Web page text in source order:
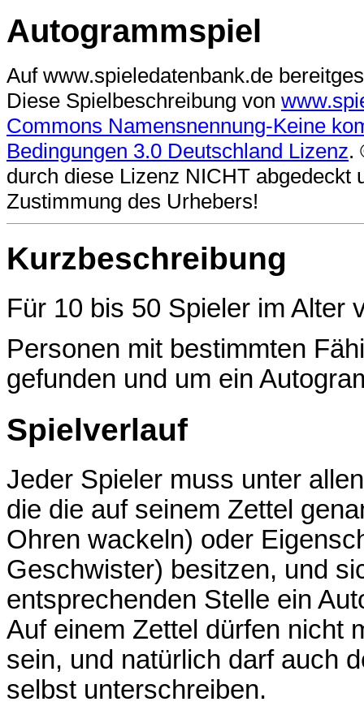
Autogrammspiel
Auf www.spieledatenbank.de
Diese Spielbeschreibung von
Commons Namensnennung-Keine
Bedingungen 3.0 Deutschland Lizenz.
durch diese Lizenz NICHT abgedeckt
Zustimmung des Urhebers!
Kurzbeschreibung
Für 10 bis 50 Spieler im Alter
Personen mit bestimmten
gefunden und um ein
Spielverlauf
Jeder Spieler muss unter
die die auf seinem Zettel
Ohren wackeln) oder
Geschwister) besitzen, und
entsprechenden Stelle ein
Auf einem Zettel dürfen nicht
sein, und natürlich darf auch
selbst unterschreiben.